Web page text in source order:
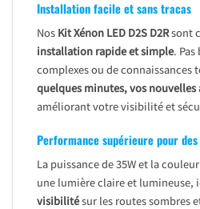
Installation facile et sans tracas
Nos Kit Xénon LED D2S D2Rsont
installation rapide et simple.
complexes ou de connaissances
quelques minutes, vos
améliorant votre visibilité et
Performance supérieure pour
La puissance de 35W et la
une lumière claire et lumineuse,
visibilitésur les routes sombres